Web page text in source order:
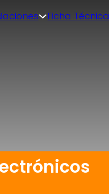
Ficha Técnica